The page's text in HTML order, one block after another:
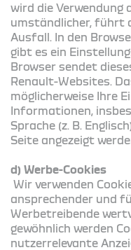
wird die Verwendung
umständlicher, führt
Ausfall. In den
gibt es ein
Browser sendet
Renault-Websites.
möglicherweise Ihre
Informationen,
Sprache (z. B.
Seite angezeigt
d) Werbe-Cookies
Wir verwenden
ansprechender und
Werbetreibende
gewöhnlich werden
nutzerrelevante